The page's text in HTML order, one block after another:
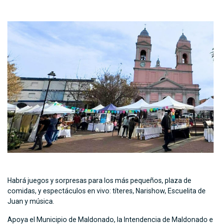
Habrá juegos y sorpresas para los más pequeños, plaza de
comidas, y espectáculos en vivo: títeres, Narishow, Escuelita de
Juan y música.
Apoya el Municipio de Maldonado, la Intendencia de Maldonado e